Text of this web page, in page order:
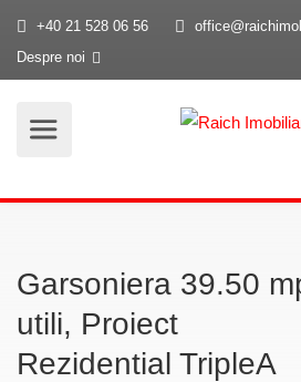
+40 21 528 06 56
Despre noi
Garsoniera 39.50
utili, Proiect
Rezidential TripleA